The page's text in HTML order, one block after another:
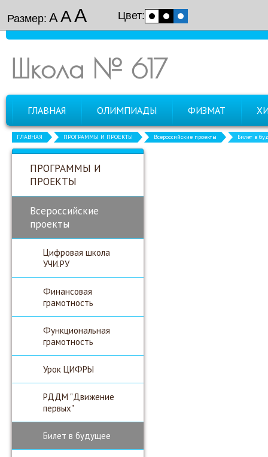
Размер: ААА Цвет:
Школа № 617
ГЛАВНАЯ ОЛИМПИАДЫ ФИЗМАТ
ГЛАВНАЯ ПРОГРАММЫ И ПРОЕКТЫ Всероссийские проекты Билет в
ПРОГРАММЫ И
ПРОЕКТЫ
Всероссийские
проекты
Цифровая школа
УЧИ.РУ
Финансовая
грамотность
Функциональная
грамотность
Урок ЦИФРЫ
РДДМ "Движение
первых"
Билет в будущее